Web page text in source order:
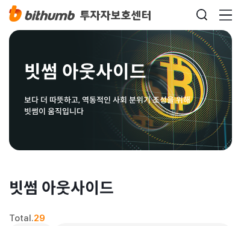
빗썸 아웃사이드
보다 더 따뜻하고, 역동적인 사회 분위기 조성을 위해
빗썸이 움직입니다
빗썸 아웃사이드
Total.29